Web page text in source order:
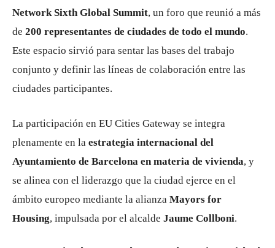
Network Sixth Global Summit, un foro que reunió a más
de 200 representantes de ciudades de todo el mundo.
Este espacio sirvió para sentar las bases del trabajo
conjunto y definir las líneas de colaboración entre las
ciudades participantes.
La participación en EU Cities Gateway se integra
plenamente en la estrategia internacional del
Ayuntamiento de Barcelona en materia de vivienda, y
se alinea con el liderazgo que la ciudad ejerce en el
ámbito europeo mediante la alianza Mayors for
Housing, impulsada por el alcalde Jaume Collboni.